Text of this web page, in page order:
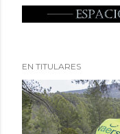
EN TITULARES